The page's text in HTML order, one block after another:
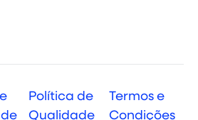
Política de
Qualidade
Termos e
Condições